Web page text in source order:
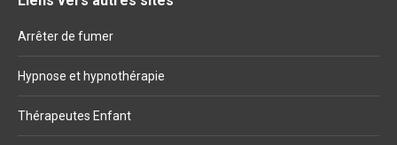
Arrêter de fumer
Hypnose et hypnothérapie
Thérapeutes Enfant